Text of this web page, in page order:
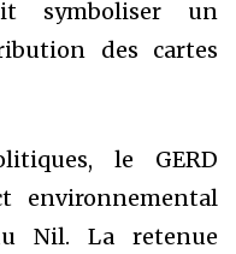
symboliser un
des cartes
le GERD
environnemental
Nil. La retenue